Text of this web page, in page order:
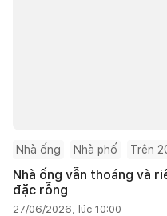
Nhà ống Nhà phố Trên
Nhà ống vẫn thoáng và
đặc rỗng
27/06/2026, lúc 10:00